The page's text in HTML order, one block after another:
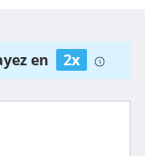
en 2x